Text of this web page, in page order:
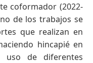
coformador (2022-
de los trabajos se
que realizan en
hincapié en
de diferentes